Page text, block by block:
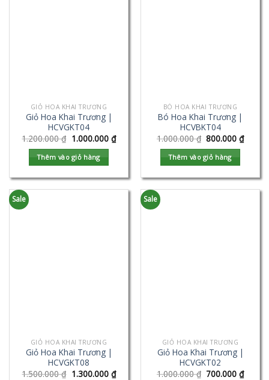
GIỎ HOA KHAI TRƯƠNG
Giỏ Hoa Khai Trương |
HCVGKT04
1.200.000₫ 1.000.000 ₫
Thêm vào giỏ hàng
BÓ HOA KHAI TRƯƠNG
Bó Hoa Khai Trương |
HCVBKT04
1.000.000₫ 800.000₫
Thêm vào giỏ hàng
Sale
GIỎ HOA KHAI TRƯƠNG
Giỏ Hoa Khai Trương |
HCVGKT08
1.500.000₫ 1.300.000 ₫
Sale
GIỎ HOA KHAI TRƯƠNG
Giỏ Hoa Khai Trương |
HCVGKT02
1.000.000₫ 700.000₫